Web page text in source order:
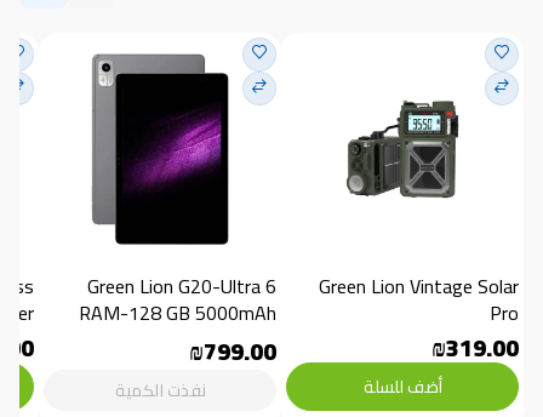
Pro
₪319.00
أضف للسلة
RAM-128 GB 5000mAh
₪799.00
نفذت الكمية